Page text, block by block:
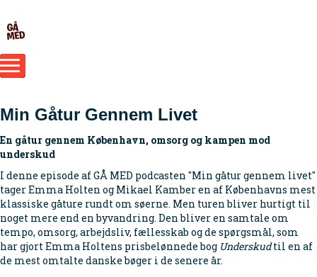
Min Gåtur Gennem Livet
En gåtur gennem København, omsorg og kampen mod
underskud
I denne episode af GÅ MED podcasten "Min gåtur gennem livet"
tager Emma Holten og Mikael Kamber en af Københavns mest
klassiske gåture rundt om søerne. Men turen bliver hurtigt til
noget mere end en byvandring. Den bliver en samtale om
tempo, omsorg, arbejdsliv, fællesskab og de spørgsmål, som
har gjort Emma Holtens prisbelønnede bog Underskudtil en af
de mest omtalte danske bøger i de senere år.